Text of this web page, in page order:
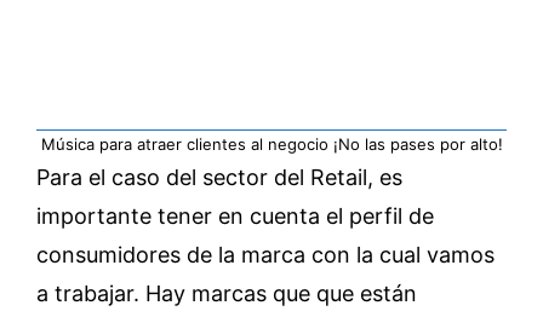
Música para atraer clientes al negocio ¡No las pases por alto!
Para el caso del sector del Retail, es
importante tener en cuenta el perfil de
consumidores de la marca con la cual vamos
a trabajar. Hay marcas que que están